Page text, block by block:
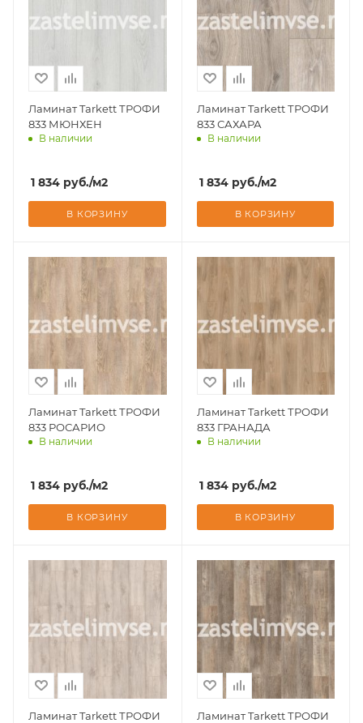
Ламинат Tarkett ТРОФИ
833 МЮНХЕН
В наличии
1 834 руб./м2
В КОРЗИНУ
Ламинат Tarkett ТРОФИ
833 САХАРА
В наличии
1 834руб./м2
В КОРЗИНУ
Ламинат Tarkett ТРОФИ
833 РОСАРИО
В наличии
1 834 руб./м2
В КОРЗИНУ
Ламинат Tarkett ТРОФИ
833 ГРАНАДА
В наличии
1 834руб./м2
В КОРЗИНУ
Ламинат Tarkett ТРОФИ
Ламинат Tarkett ТРОФИ